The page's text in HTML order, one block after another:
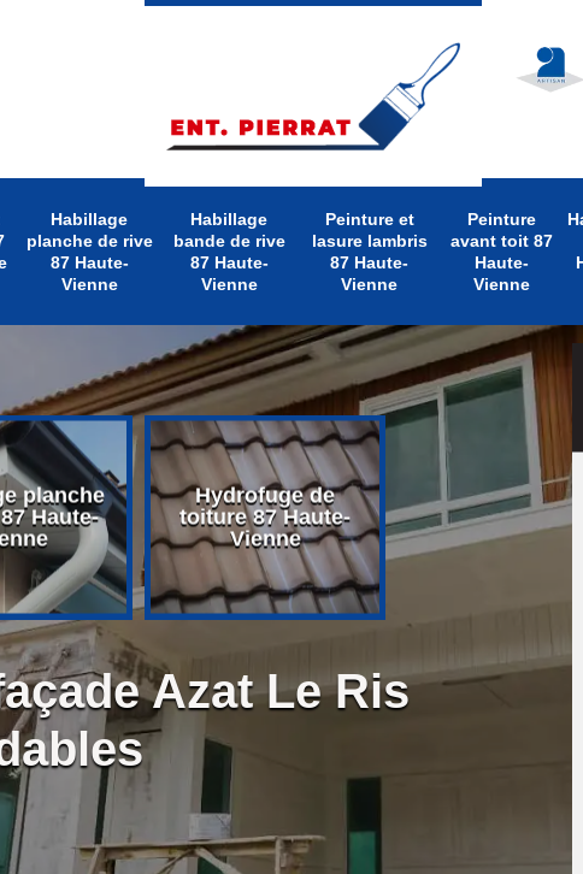
Habillage
planche de rive
87 Haute-
Vienne
Habillage
bande de rive
87 Haute-
Vienne
Peinture et
lasure lambris
87 Haute-
Vienne
Peinture
avant toit 87
Haute-
Vienne
planche
Haute-
Hydrofuge de
toiture 87 Haute-
Vienne
Nettoyage de
toiture 87
Vienne
Azat Le Ris